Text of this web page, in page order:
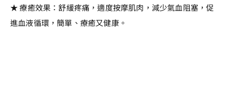
★ 療癒效果：舒緩疼痛，適度按摩肌肉，減少氣血阻塞，促
進血液循環，簡單、療癒又健康。